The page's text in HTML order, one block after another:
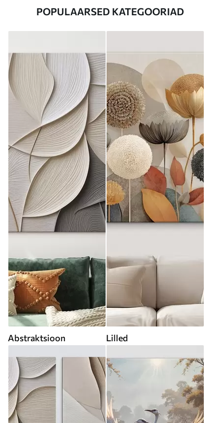
POPULAARSED KATEGOORIAD
Abstraktsioon Lilled